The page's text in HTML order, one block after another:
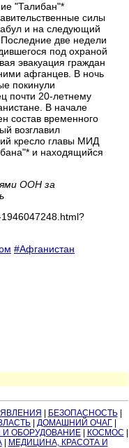
"Талибан"*
силы
и на следующий
две недели
под охраной
эвакуация граждан
афганцев. В ночь
покинули
почти 20-летнему
В начале
состав временного
возглавил
кресло главы МИД
и находящийся
ООН за
#Афганистан
БЕЗОПАСНОСТЬ|
ДОМАШНИЙ ОЧАГ
ОБОРУДОВАНИЕ| КОСМОС
|
МЕДИЦИНА, КРАСОТА И